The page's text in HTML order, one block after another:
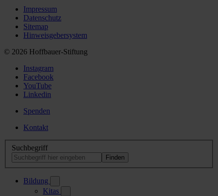
Impressum
Datenschutz
Sitemap
Hinweisgebersystem
© 2026 Hoffbauer-Stiftung
Instagram
Facebook
YouTube
Linkedin
Spenden
Kontakt
Suchbegriff
Bildung
Kitas